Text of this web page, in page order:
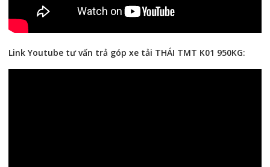
Link Youtube tư vấn trả góp xe tải THÁI TMT K01 950KG: